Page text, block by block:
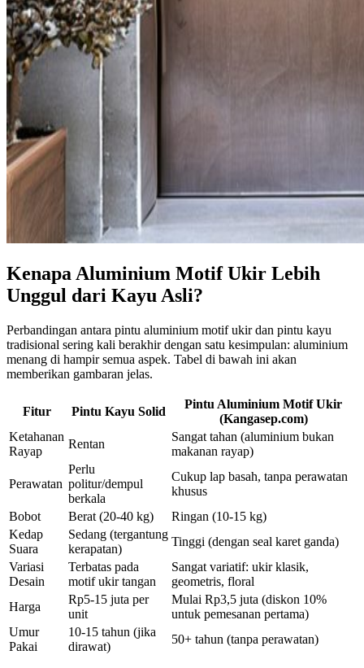
Kenapa Aluminium Motif Ukir Lebih
Unggul dari Kayu Asli?
Perbandingan antara pintu aluminium motif ukir dan pintu kayu
tradisional sering kali berakhir dengan satu kesimpulan: aluminium
menang di hampir semua aspek. Tabel di bawah ini akan
memberikan gambaran jelas.
Fitur Pintu Kayu Solid
Pintu Aluminium Motif Ukir
(Kangasep.com)
Ketahanan
Rayap
Rentan
Sangat tahan (aluminium bukan
makanan rayap)
Perawatan
Perlu
politur/dempul
berkala
Cukup lap basah, tanpa perawatan
khusus
Bobot
Berat (20-40 kg)
Ringan (10-15 kg)
Kedap
Suara
Sedang (tergantung
kerapatan)
Tinggi (dengan seal karet ganda)
Variasi
Desain
Terbatas pada
motif ukir tangan
Sangat variatif: ukir klasik,
geometris, floral
Harga
Rp5-15 juta per
unit
Mulai Rp3,5 juta (diskon 10%
untuk pemesanan pertama)
Umur
Pakai
10-15 tahun (jika
dirawat)
50+ tahun (tanpa perawatan)